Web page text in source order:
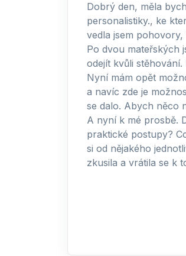
Dobrý den, měla
personalistiky., ke
vedla jsem pohovory,
Po dvou mateřských
odejít kvůli
Nyní mám opět
a navíc zde je
se dalo. Abych něco
A nyní k mé prosbě.
praktické postupy?
si od nějakého
zkusila a vrátila se k